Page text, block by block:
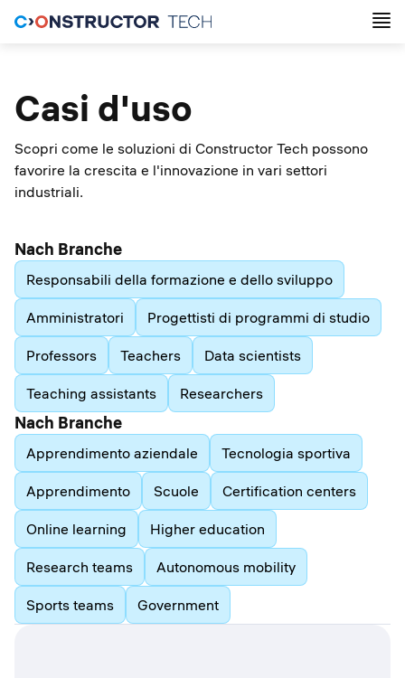
Casi d'uso
Scopri come le soluzioni di Constructor Tech possono
favorire la crescita e l'innovazione in vari settori
industriali.
Nach Branche
Responsabili della formazione e dello sviluppo
Amministratori Progettisti di programmi di studio
Professors Teachers Data scientists
Teaching assistants Researchers
Nach Branche
Apprendimento aziendale Tecnologia sportiva
Apprendimento Scuole Certification centers
Online learning Higher education
Research teams Autonomous mobility
Sports teams Government